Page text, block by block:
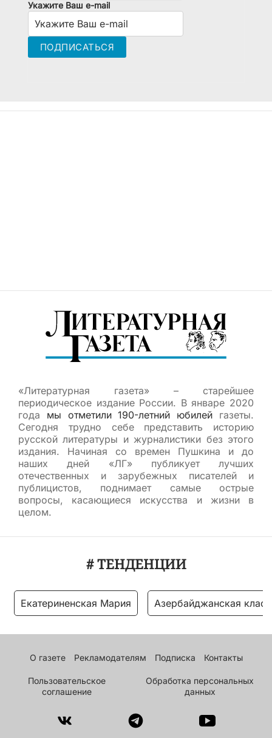
Укажите Ваш e-mail
«Литературная газета» – старейшее
периодическое издание России. В январе 2020
года мы отметили 190-летний юбилей газеты.
Сегодня трудно себе представить историю
русской литературы и журналистики без этого
издания. Начиная со времен Пушкина и до
наших дней «ЛГ» публикует лучших
отечественных и зарубежных писателей и
публицистов, поднимает самые острые
вопросы, касающиеся искусства и жизни в
целом.
# ТЕНДЕНЦИИ
Екатериненская Мария Азербайджанская
О газете Рекламодателям Подписка Контакты
Пользовательское
соглашение
Обработка персональных
данных